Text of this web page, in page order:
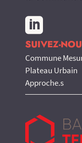

SUIVEZ-
Commune
Plateau Urbain
Approche.s